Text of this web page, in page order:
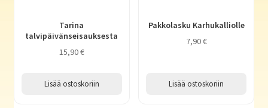
Tarina
talvipäivänseisauksesta
15,90€
Lisää ostoskoriin
Pakkolasku Karhukalliolle
7,90€
Lisää ostoskoriin